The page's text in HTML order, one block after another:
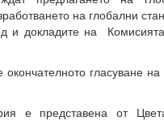
на глобални
и докладите на
гласуване
е представена от